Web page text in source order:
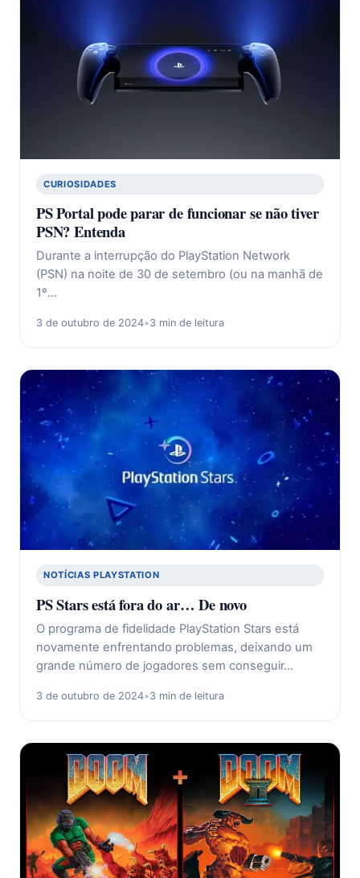
CURIOSIDADES
PS Portal pode parar de funcionar se não tiver
PSN? Entenda
Durante a interrupção do PlayStation Network
(PSN) na noite de 30 de setembro (ou na manhã de
1º…
3 de outubro de 2024•3 min de leitura
NOTÍCIAS PLAYSTATION
PS Stars está fora do ar… De novo
O programa de fidelidade PlayStation Stars está
novamente enfrentando problemas, deixando um
grande número de jogadores sem conseguir…
3 de outubro de 2024•3 min de leitura